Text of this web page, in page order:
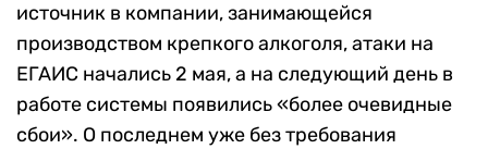
источник в компании, занимающейся
производством крепкого алкоголя, атаки на
ЕГАИС начались 2 мая, а на следующий день в
работе системы появились «более очевидные
сбои». О последнем уже без требования